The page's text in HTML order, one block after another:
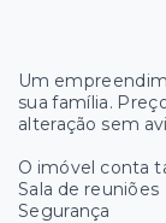
Um
sua família.
alteração sem
O imóvel conta
Sala de reuniões
Segurança